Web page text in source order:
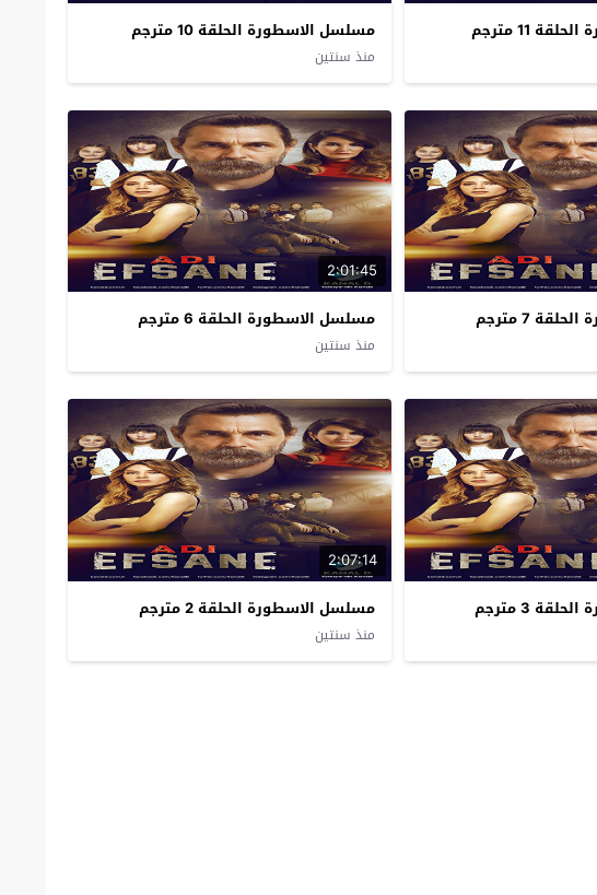
11 مترجم
مسلسل الاسطورة الحلقة 10 مترجم
منذ سنتين
7 مترجم
2:01:45
مسلسل الاسطورة الحلقة 6 مترجم
منذ سنتين
3 مترجم
2:07:14
مسلسل الاسطورة الحلقة 2 مترجم
منذ سنتين